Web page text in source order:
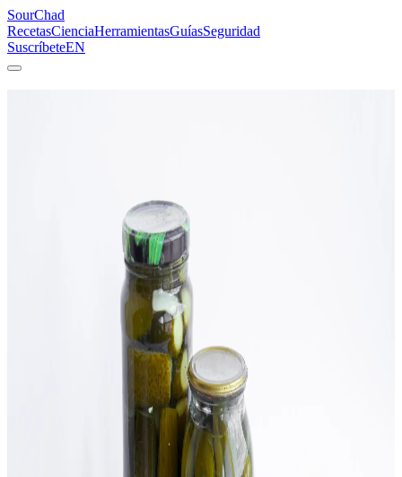
SourChad
RecetasCienciaHerramientasGuíasSeguridad
SuscríbeteEN
Video + Receta Basado en Ciencia